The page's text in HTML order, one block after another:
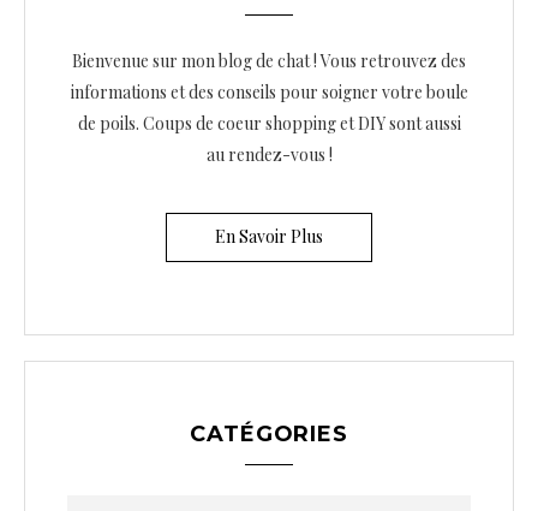
Bienvenue sur mon blog de chat ! Vous retrouvez des
informations et des conseils pour soigner votre boule
de poils. Coups de coeur shopping et DIY sont aussi
au rendez-vous !
En Savoir Plus
CATÉGORIES